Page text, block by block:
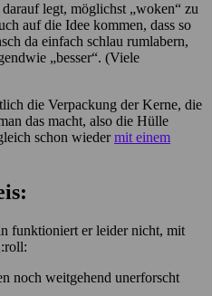
legt, möglichst „woken“ zu
auf die Idee kommen, dass so
da einfach schlau rumlabern,
„besser“. (Viele
die Verpackung der Kerne, die
das macht, also die Hülle
schon wiedermit einem
funktioniert er leider nicht, mit
noch weitgehend unerforscht